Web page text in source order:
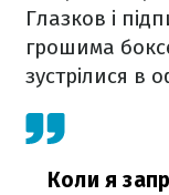
Глазков і
грошима
зустрілися в
Коли я